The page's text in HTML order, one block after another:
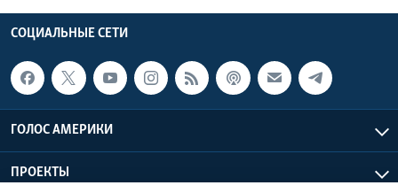
СОЦИАЛЬНЫЕ СЕТИ
ГОЛОС АМЕРИКИ
ПРОЕКТЫ